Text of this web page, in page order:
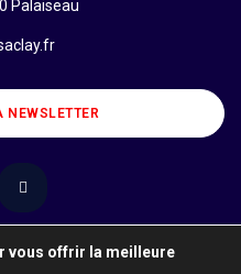
Palaiseau
NEWSLETTER
vous offrir la meilleure